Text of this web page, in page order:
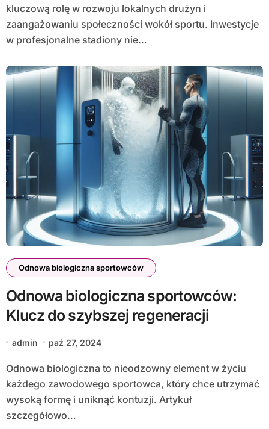
kluczową rolę w rozwoju lokalnych drużyn i
zaangażowaniu społeczności wokół sportu. Inwestycje
w profesjonalne stadiony nie…
Odnowa biologiczna sportowców
Odnowa biologiczna sportowców:
Klucz do szybszej regeneracji
admin paź 27, 2024
Odnowa biologiczna to nieodzowny element w życiu
każdego zawodowego sportowca, który chce utrzymać
wysoką formę i uniknąć kontuzji. Artykuł
szczegółowo…